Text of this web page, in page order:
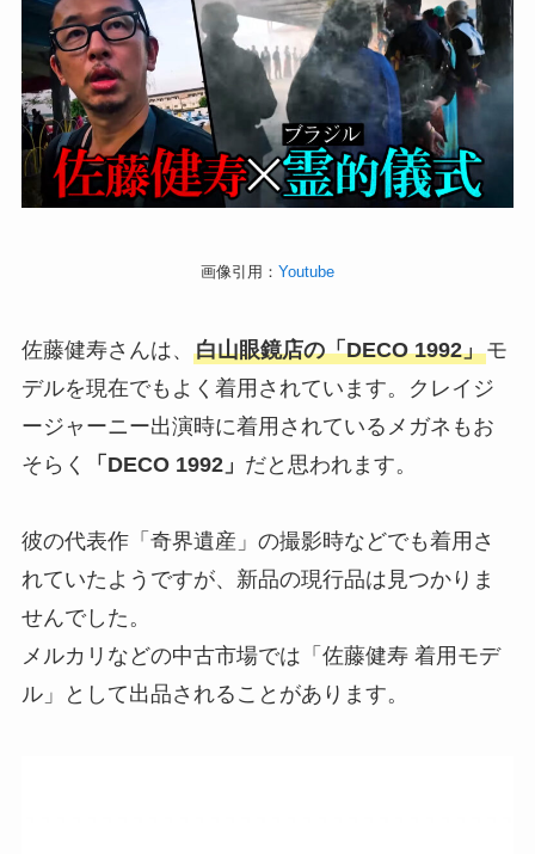
画像引用： Youtube
佐藤健寿さんは、 白山眼鏡店の「DECO 1992」モ
デルを現在でもよく着用されています。クレイジ
ージャーニー出演時に着用されているメガネもお
そらく
「DECO 1992」 だと思われます。
彼の代表作「奇界遺産」の撮影時などでも着用さ
れていたようですが、新品の現行品は見つかりま
せんでした。
メルカリなどの中古市場では「佐藤健寿 着用モデ
ル」として出品されることがあります。